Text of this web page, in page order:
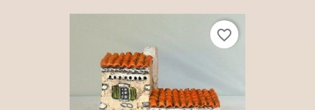
favorite_border